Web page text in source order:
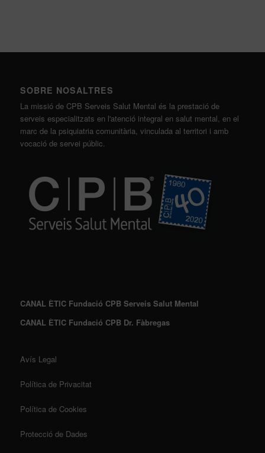
SOBRE NOSALTRES
La missió de CPB Serveis Salut Mental és la prestació de
serveis especialitzats en l'atenció integral en salut mental, en el
marc de la psiquiatria comunitària, vinculada al territori i amb
vocació de servei públic.
CANAL ÈTIC Fundació CPB Serveis Salut Mental
CANAL ÈTIC Fundació CPB Dr. Fàbregas
Avís Legal
Política de Privacitat
Política de Cookies
Protecció de Dades